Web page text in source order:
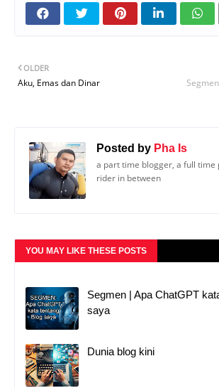
OLDER
Aku, Emas dan Dinar
Posted by Pha Is
a part time blogger, a full time
rider in between
YOU MAY LIKE THESE POSTS
Segmen | Apa ChatGPT
saya
Dunia blog kini